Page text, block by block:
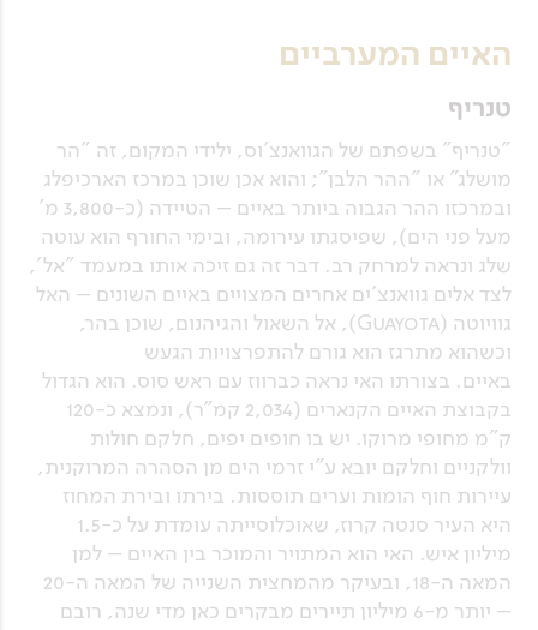
האיים המערביים
טנריף
"טנריף" בשפתם של הגוואנצ'וס, ילידי המקום, זה "הר
מושלג" או "ההר הלבן"; והוא אכן שוכן במרכז הארכיפלג
ובמרכזו ההר הגבוה ביותר באיים – הטיידה (כ-3,800 מ'
מעל פני הים), שפיסגתו עירומה, ובימי החורף הוא עוטה
שלג ונראה למרחק רב. דבר זה גם זיכה אותו במעמד "אל',
לצד אלים גוואנצ'ים אחרים המצויים באיים השונים – האל
גוויוטה (Guayota), אל השאול והגיהנום, שוכן בהר,
וכשהוא מתרגז הוא גורם להתפרצויות הגעש
באיים. בצורתו האי נראה כברווז עם ראש סוס. הוא הגדול
בקבוצת האיים הקנארים (2,034 קמ"ר), ונמצא כ-120
ק"מ מחופי מרוקו. יש בו חופים יפים, חלקם חולות
וולקניים וחלקם יובא ע"י זרמי הים מן הסהרה המרוקנית,
עיירות חוף הומות וערים תוססות. בירתו ובירת המחוז
היא העיר סנטה קרוז, שאוכלוסייתה עומדת על כ-1.5
מיליון איש. האי הוא המתויר והמוכר בין האיים – למן
המאה ה-18, ובעיקר מהמחצית השנייה של המאה ה-20
– יותר מ-6 מיליון תיירים מבקרים כאן מדי שנה, רובם